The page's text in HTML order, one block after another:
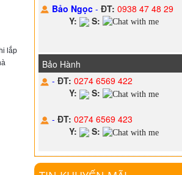
lắp
Bảo Ngọc-ĐT: 0938 47 48 29
Y:
S:
Bảo Hành
-ĐT: 0274 6569 422
Y:
S:
-ĐT: 0274 6569 423
Y:
S: